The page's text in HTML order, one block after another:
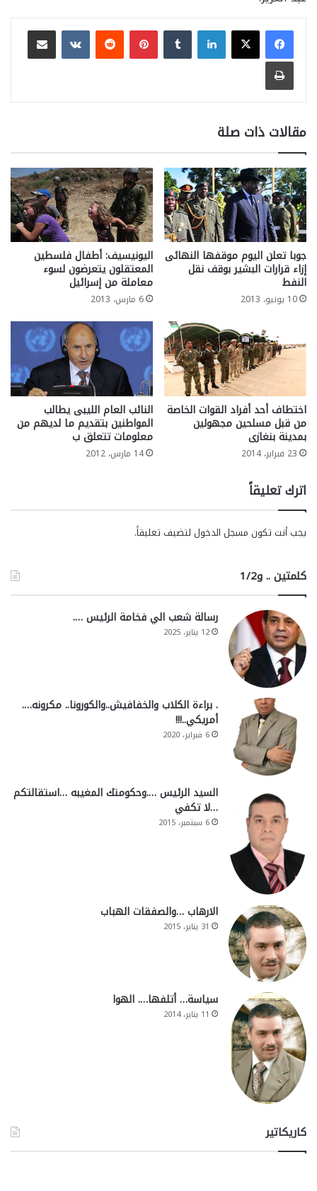
لينكدإن بينتيريست
مشاركة عبر البريد
طباعة
مقالات ذات صلة
جوبا تعلن اليوم موقفها النهائى
إزاء قرارات البشير بوقف نقل
النفط
10 يونيو، 2013
اليونيسيف: أطفال فلسطين
المعتقلون يتعرضون لسوء
معاملة من إسرائيل
6 مارس، 2013
اختطاف أحد أفراد القوات الخاصة
من قبل مسلحين مجهولين
بمدينة بنغازى
23 فبراير، 2014
النائب العام الليبى يطالب
المواطنين بتقديم ما لديهم من
معلومات تتعلق ب
14 مارس، 2012
اترك تعليقاً
يجب أنت تكون مسجل الدخول لتضيف تعليقاً.
كلمتين .. و1/2
رسالة شعب الي فخامة الرئيس ….
12 يناير، 2025
. براءة الكلاب والخفافيش..والكورونا.. مكرونه….
أمريكي..!!!
6 فبراير، 2020
السيد الرئيس ….وحكومتك المغيبه …استقالتكم
…لا تكفي
6 سبتمبر، 2015
الارهاب …والصفقات الهباب
31 يناير، 2015
سياسة… أتلفها…. الهوا
11 يناير، 2014
كاريكاتير